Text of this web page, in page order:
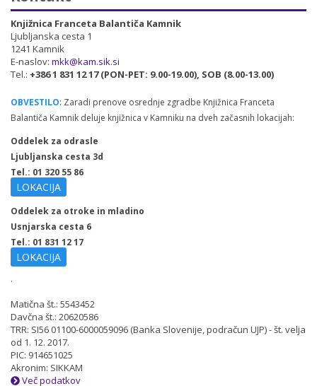
Knjižnica Franceta Balantiča Kamnik
Ljubljanska cesta 1
1241 Kamnik
E-naslov: mkk@kam.sik.si
Tel.: +386 1 831 12 17 (PON-PET: 9.00-19.00), SOB (8.00-13.00)
OBVESTILO: Zaradi prenove osrednje zgradbe Knjižnica Franceta
Balantiča Kamnik deluje knjižnica v Kamniku na dveh začasnih lokacijah:
Oddelek za odrasle
Ljubljanska cesta 3d
Tel.: 01 320 55 86
LOKACIJA
Oddelek za otroke in mladino
Usnjarska cesta 6
Tel.: 01 831 12 17
LOKACIJA
.
Matična št.: 5543452
Davčna št.: 20620586
TRR: SI56 01100-6000059096 (Banka Slovenije, podračun UJP) - št. velja
od 1. 12. 2017.
PIC: 914651025
Akronim: SIKKAM
Več podatkov